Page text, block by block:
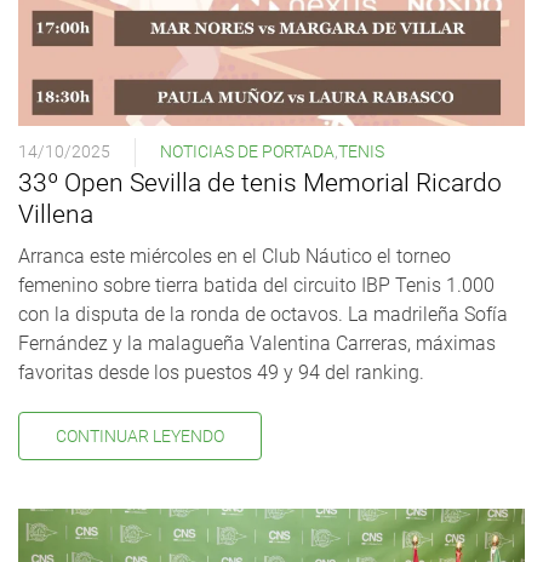
14/10/2025 NOTICIAS DE PORTADA,TENIS
33º Open Sevilla de tenis Memorial Ricardo
Villena
Arranca este miércoles en el Club Náutico el torneo
femenino sobre tierra batida del circuito IBP Tenis 1.000
con la disputa de la ronda de octavos. La madrileña Sofía
Fernández y la malagueña Valentina Carreras, máximas
favoritas desde los puestos 49 y 94 del ranking.
CONTINUAR LEYENDO